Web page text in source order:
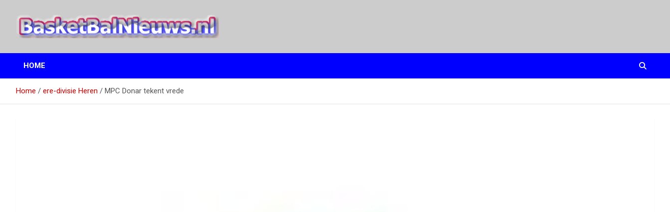
inhoud
BasketBalNieuws.nl
Etten
HOME
Home ere-divisie Heren MPC Donar tekent vrede